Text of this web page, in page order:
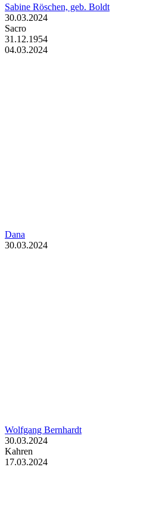
Sabine Röschen, geb. Boldt
30.03.2024
Sacro
31.12.1954
04.03.2024
Dana
30.03.2024
Wolfgang Bernhardt
30.03.2024
Kahren
17.03.2024